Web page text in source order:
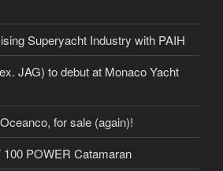
Superyacht Industry with PAIH
JAG) to debut at Monaco Yacht
for sale (again)!
POWER Catamaran